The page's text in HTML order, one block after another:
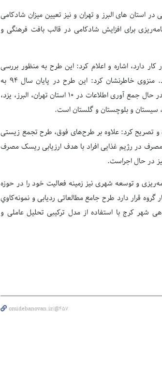
استان های البرز و تهران و نیز تعیین میزان شادکامی
برای افزایش شادکامی در قالب بافت فرهنگی و
دارد، اشاره و اعلام کرد: این طرح به منظور بررسی
ویژگی‌های شخصیتی، اجتماعی و دینداری زندانیان کشور انجام می‌شود. منزوی خاطرنشان کرد: این طرح در پایان سال 94 به
تصویب سازمان زندان‌ها و اقدامات تامینی رسیده است و در حال حاضر در حال جمع آوری اطلاعات در 10 استان تهران، البرز، یزد،
سیستان و بلوچستان و گلستان است.
و تصریح کرد: علاوه بر طرح‌های فوق، طرح تجمع زیستی
در رژیم غذایی افراد با هدف ارزیابی ریسک مصرف
در حال اجراست.
و توسعه شهری نیز زمینه فعالیت خود را در حوزه
قرار دارد طرح جامع مطالعاتی ردیابی و نمونه‌کاوي
شهر کرج با استفاده از مدل ترکیبی تحلیل عاملی و
omidebanovan.ir/@457